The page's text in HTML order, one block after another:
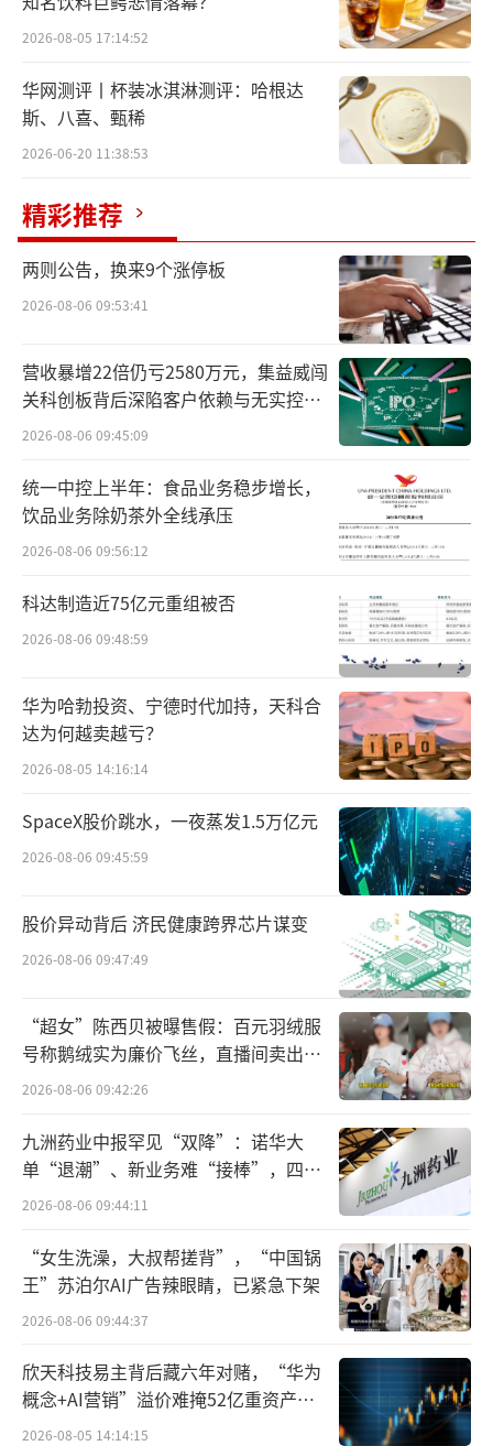
许安是贵州银行的“老人”。贵州银行由
遵义、六盘水、安顺三家城商行合并重组设
立，2012年10月，贵州银行正式挂牌运营，原
安顺市商业银行董事长许安被任命为贵州银行
2018年，贵州银行高层变动，李志明担任
贵州银行党委书记、董事长，许安升任贵州银
行行长。二人“搭档”对贵州银行的发展战略
作出调整，将“早日达到上市标准，择机登陆
资本市场”作为主要任务之一。
2019年12月30日，二度赴港IPO的贵州银
今年3月7日，贵州银行发布公告，许安不
再担任该行党委副书记，个人申请辞任执行董
事、行长等职务，许安在该行工作11年多，本
次被查距离其辞任行长不到3个月。
公开信息显示，在许安被查之前，贵州银
行已有多位原高管被查。2023年10月，贵州省
纪委监委通报，李志明涉嫌严重违纪违法，接
受贵州省纪委监委纪律审查和监察调查。当年1
1月、12月，该行水城支行原行长张登奎、村镇
银行管理部原总经理李国文，皆因涉嫌严重违
纪违法被通报接受调查。
今年2月，贵州省纪委监委通报，贵州银行
原首席专家王向东涉嫌严重违纪违法接受调
查。
短短8个月内，贵州银行5位原高管被查，
2026-08-05 17:14:52
华网测评丨杯装冰淇淋测评：哈根达
斯、八喜、甄稀
2026-06-20 11:38:53
精彩推荐
两则公告，换来9个涨停板
2026-08-06 09:53:41
营收暴增22倍仍亏2580万元，集益威闯
关科创板背后深陷客户依赖与无实控人
困局
2026-08-06 09:45:09
统一中控上半年：食品业务稳步增长，
饮品业务除奶茶外全线承压
2026-08-06 09:56:12
科达制造近75亿元重组被否
2026-08-06 09:48:59
华为哈勃投资、宁德时代加持，天科合
达为何越卖越亏？
2026-08-05 14:16:14
SpaceX股价跳水，一夜蒸发1.5万亿元
2026-08-06 09:45:59
股价异动背后 济民健康跨界芯片谋变
2026-08-06 09:47:49
“超女”陈西贝被曝售假：百元羽绒服
号称鹅绒实为廉价飞丝，直播间卖出超
百万元
2026-08-06 09:42:26
九洲药业中报罕见“双降”：诺华大
单“退潮”、新业务难“接棒”，四大
难关待闯
2026-08-06 09:44:11
“女生洗澡，大叔帮搓背”，“中国锅
王”苏泊尔AI广告辣眼睛，已紧急下架
2026-08-06 09:44:37
欣天科技易主背后藏六年对赌，“华为
概念+AI营销”溢价难掩52亿重资产考
验
2026-08-05 14:14:15